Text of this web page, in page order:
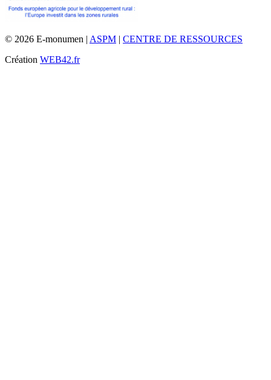
© 2026 E-monumen | ASPM | CENTRE DE RESSOURCES
Création WEB42.fr